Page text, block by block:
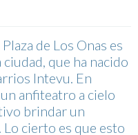
de Los Onas es
que ha nacido
Intevu. En
anfiteatro a cielo
brindar un
cierto es que esto